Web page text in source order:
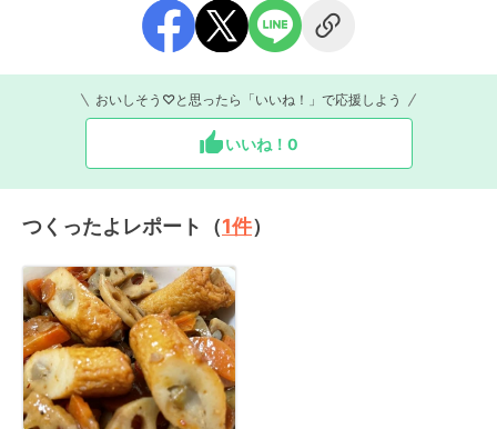
おいしそう♡と思ったら「いいね！」で応援しよう
いいね！ 0
つくったよレポート（1件）